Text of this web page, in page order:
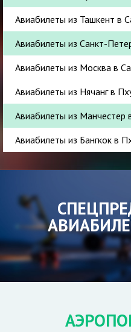
Авиабилеты из Ташкент в
Авиабилеты из Санкт-
Авиабилеты из Москва в
Авиабилеты из Нячанг в
Авиабилеты из Манчестер
Авиабилеты из Бангкок в